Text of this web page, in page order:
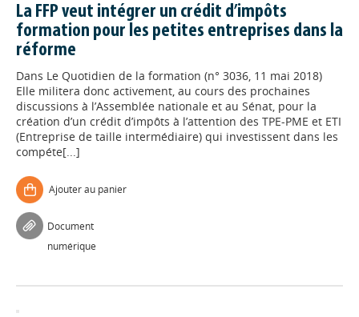
La FFP veut intégrer un crédit d’impôts
formation pour les petites entreprises dans la
réforme
Dans Le Quotidien de la formation (n° 3036, 11 mai 2018)
Elle militera donc activement, au cours des prochaines
discussions à l’Assemblée nationale et au Sénat, pour la
création d’un crédit d’impôts à l’attention des TPE-PME et ETI
(Entreprise de taille intermédiaire) qui investissent dans les
compéte[...]
Ajouter au panier
Document
numérique